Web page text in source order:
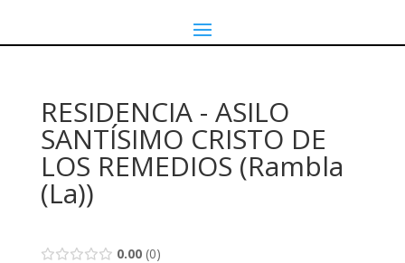
RESIDENCIA - ASILO
SANTÍSIMO CRISTO DE
LOS REMEDIOS (Rambla
(La))
0.00 0